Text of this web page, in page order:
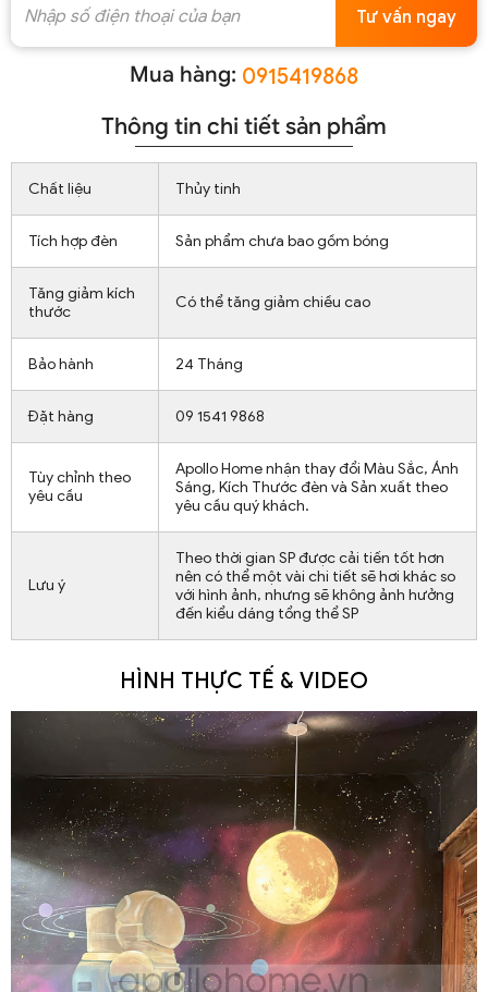
Tư vấn ngay
Mua hàng: 0915419868
Thông tin chi tiết sản phẩm
Chất liệu Thủy tinh
Tích hợp đèn Sản phẩm chưa bao gồm bóng
Tăng giảm kích
thước
Có thể tăng giảm chiều cao
Bảo hành 24 Tháng
Đặt hàng 09 1541 9868
Tùy chỉnh theo
yêu cầu
Apollo Home nhận thay đổi Màu Sắc, Ánh
Sáng, Kích Thước đèn và Sản xuất theo
yêu cầu quý khách.
Lưu ý
Theo thời gian SP được cải tiến tốt hơn
nên có thể một vài chi tiết sẽ hơi khác so
với hình ảnh, nhưng sẽ không ảnh hưởng
đến kiểu dáng tổng thể SP
HÌNH THỰC TẾ & VIDEO